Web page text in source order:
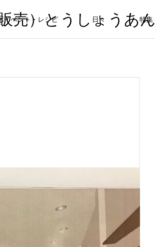
売）とうしょうあん
イベント・レシピ 日々 特集